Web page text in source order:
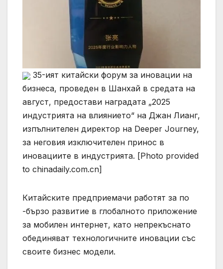
35-ият китайски форум за иновации на
бизнеса, проведен в Шанхай в средата на
август, предостави наградата „2025
индустрията на влиянието“ на Джан Лианг,
изпълнителен директор на Deeper Journey,
за неговия изключителен принос в
иновациите в индустрията. [Photo provided
to chinadaily.com.cn]
Китайските предприемачи работят за по
-бързо развитие в глобалното приложение
за мобилен интернет, като непрекъснато
обединяват технологичните иновации със
своите бизнес модели.